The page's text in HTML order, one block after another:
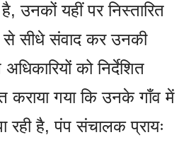
उनकों यहीं पर निस्तारित
से सीधे संवाद कर उनकी
को निर्देशित
कराया गया कि उनके गाँव में
है, पंप संचालक प्रायः